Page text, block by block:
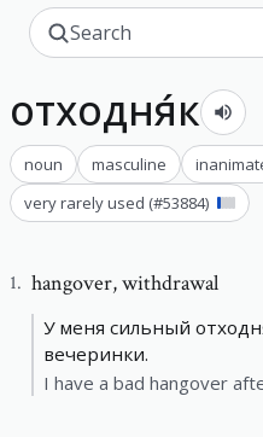
отходня́к
noun masculine
very rarely used (#53884)
1. hangover,withdrawal
У меня сильный
вечеринки.
I have a bad hangover